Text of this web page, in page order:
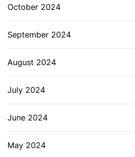
October 2024
September 2024
August 2024
July 2024
June 2024
May 2024